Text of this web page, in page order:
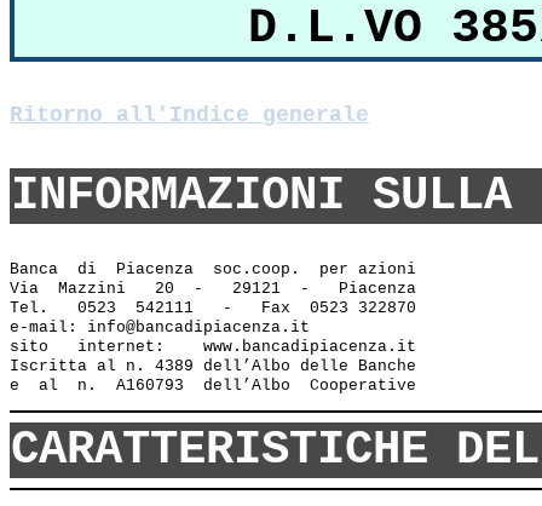
D.L.VO
Ritorno all'Indice generale
INFORMAZIONI SULLA
Banca  di  Piacenza  soc.coop.  per azioni
Via  Mazzini   20  -   29121  -   Piacenza
Tel.   0523  542111   -   Fax  0523 322870
e-mail: info@bancadipiacenza.it
sito   internet:    www.bancadipiacenza.it
Iscritta al n. 4389 dell’Albo delle Banche
CARATTERISTICHE DEL